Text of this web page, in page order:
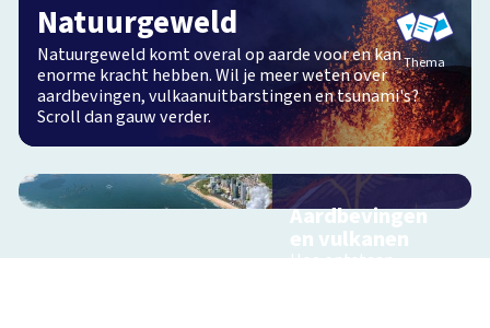
Natuurgeweld
Natuurgeweld komt overal op aarde voor en kan
enorme kracht hebben. Wil je meer weten over
aardbevingen, vulkaanuitbarstingen en tsunami's?
Scroll dan gauw verder.
Thema
Aardbevingen
en vulkanen
Hoe ontstaan
Vulkaan met bakpoeder
Proefjes - Kindertijd 6:18